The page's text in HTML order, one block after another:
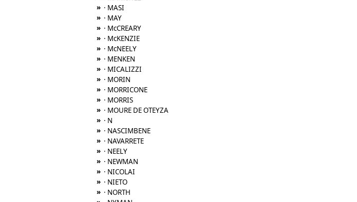
» · MASI
» · MAY
» · McCREARY
» · McKENZIE
» · McNEELY
» · MENKEN
» · MICALIZZI
» · MORIN
» · MORRICONE
» · MORRIS
» · MOURE DE OTEYZA
» · N
» · NASCIMBENE
» · NAVARRETE
» · NEELY
» · NEWMAN
» · NICOLAI
» · NIETO
» · NORTH